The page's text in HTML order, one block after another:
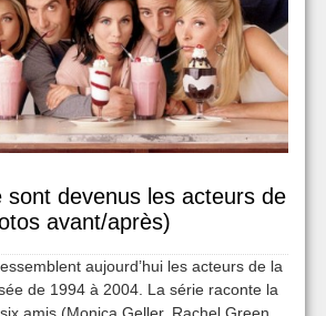
sont devenus les acteurs de
avant/après)
aujourd’hui les acteurs de la
de 1994 à 2004. La série raconte la